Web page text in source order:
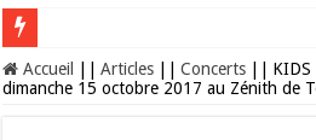
Les Nocturnes de la Cité de l’espace 2026
Accueil Articles Concerts
dimanche 15 octobre 2017 au Zénith de